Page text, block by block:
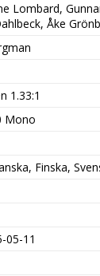
Lombard,
Åke
1.33:1
Mono
Finska,
05-11